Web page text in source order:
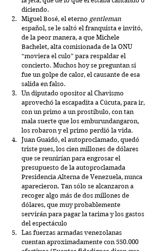
diciendo.
Miguel Bosé, el eterno gentleman
español, se le saltó el franquista e invitó,
de la peor manera, a que Michele
Bachelet, alta comisionada de la ONU
“moviera el culo” para respaldar el
concierto. Muchos hoy se preguntan si
fue un golpe de calor, el causante de esa
salida en falso.
Un diputado opositor al Chavismo
aprovechó la escapadita a Cúcuta, para ir,
con un primo a un prostíbulo, con tan
mala suerte que los emburundangaron,
los robaron y el primo perdió la vida.
Juan Guaidó, el autoproclamado, quedó
triste pues, los cien millones de dólares
que se reunirían para engrosar el
presupuesto de la autoproclamada
Presidencia Alterna de Venezuela, nunca
aparecieron. Tan sólo se alcanzaron a
recoger algo más de dos millones de
dólares, que muy probablemente
servirán para pagar la tarima y los gastos
del espectáculo
Las fuerzas armadas venezolanas
cuentan aproximadamente con 550.000